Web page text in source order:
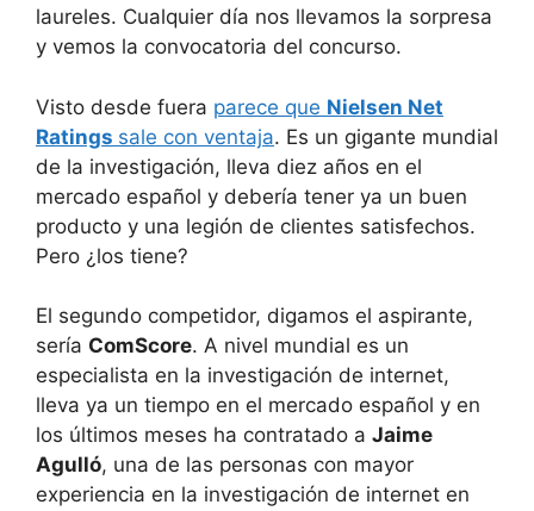
laureles. Cualquier día nos llevamos la sorpresa
y vemos la convocatoria del concurso.
Visto desde fuera parece que Nielsen Net
Ratings sale con ventaja. Es un gigante mundial
de la investigación, lleva diez años en el
mercado español y debería tener ya un buen
producto y una legión de clientes satisfechos.
Pero ¿los tiene?
El segundo competidor, digamos el aspirante,
sería ComScore. A nivel mundial es un
especialista en la investigación de internet,
lleva ya un tiempo en el mercado español y en
los últimos meses ha contratado a Jaime
Agulló, una de las personas con mayor
experiencia en la investigación de internet en